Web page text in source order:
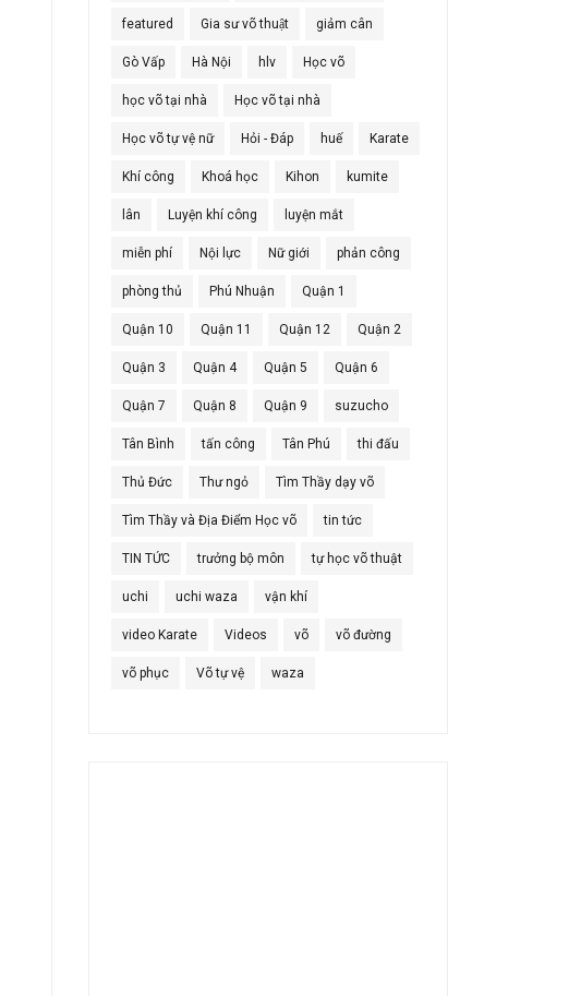
featured Gia sư võ thuật giảm cân
Gò Vấp Hà Nội hlv Học võ
học võ tại nhà Học võ tại nhà
Học võ tự vệ nữ Hỏi - Đáp huế Karate
Khí công Khoá học Kihon kumite
lân Luyện khí công luyện mắt
miễn phí Nội lực Nữ giới phản công
phòng thủ Phú Nhuận Quận 1
Quận 10 Quận 11 Quận 12 Quận 2
Quận 3 Quận 4 Quận 5 Quận 6
Quận 7 Quận 8 Quận 9 suzucho
Tân Bình tấn công Tân Phú thi đấu
Thủ Đức Thư ngỏ Tìm Thầy dạy võ
Tìm Thầy và Địa Điểm Học võ tin tức
TIN TỨC trưởng bộ môn tự học võ thuật
uchi uchi waza vận khí
video Karate Videos võ võ đường
võ phục Võ tự vệ waza